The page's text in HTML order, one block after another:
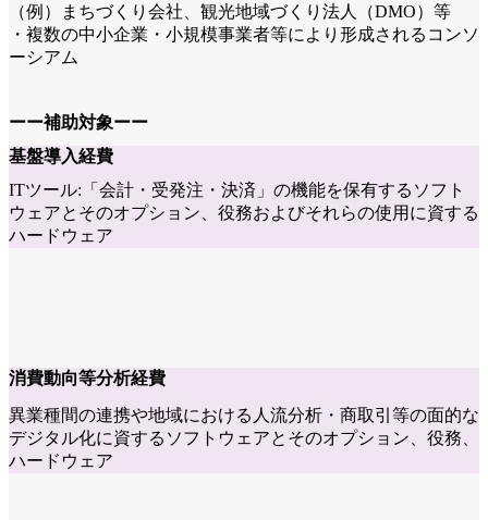
（例）まちづくり会社、観光地域づくり法人（DMO）等
・複数の中小企業・小規模事業者等により形成されるコンソ
ーシアム
ーー補助対象ーー
基盤導入経費
ITツール:「会計・受発注・決済」の機能を保有するソフト
ウェアとそのオプション、役務およびそれらの使用に資する
ハードウェア
消費動向等分析経費
異業種間の連携や地域における人流分析・商取引等の面的な
デジタル化に資するソフトウェアとそのオプション、役務、
ハードウェア